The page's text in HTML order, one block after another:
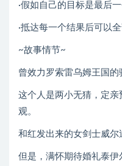
·假如自己的目标是最后
·抵达每一个结果后可以
~故事情节~
曾效力罗索雷乌姆王国的
这个人是两小无猜，定
观。
和红发出来的女剑士威尔
但是，满怀期待婚礼泰伊